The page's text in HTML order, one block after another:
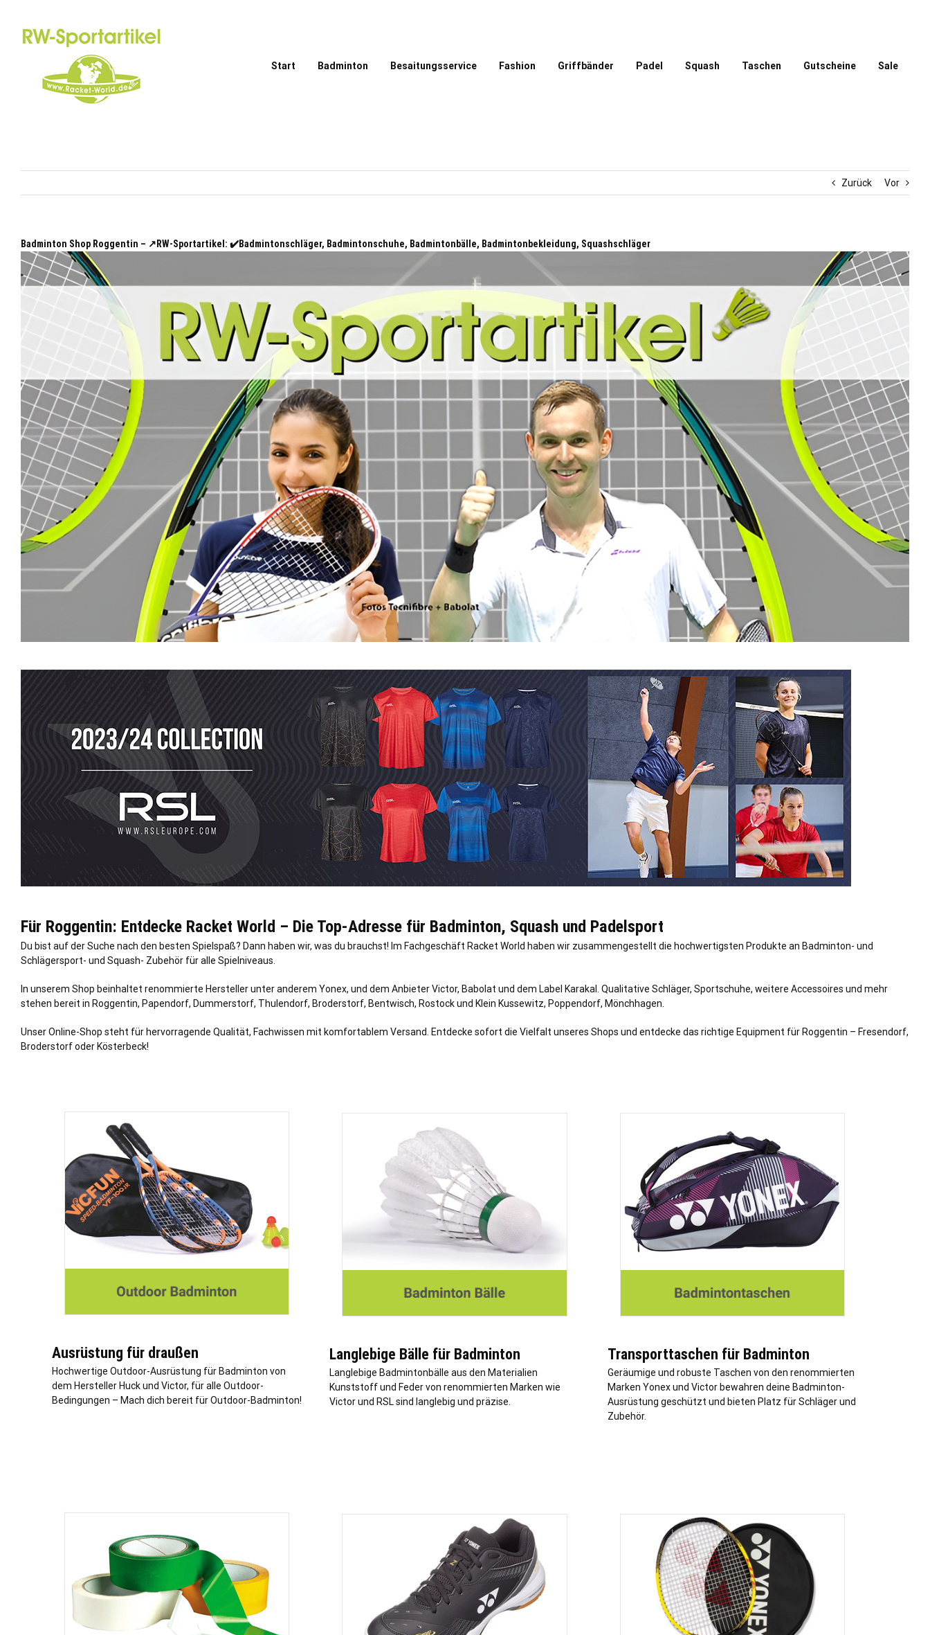
springen
Start Badminton Besaitungsservice Fashion Griffbänder Padel Squash Taschen Gutscheine Sale
Zurück Vor
Badminton Shop Roggentin – ↗️RW-Sportartikel: ✔️Badmintonschläger, Badmintonschuhe, Badmintonbälle, Badmintonbekleidung, Squashschläger
Für Roggentin: Entdecke Racket World – Die Top-Adresse für Badminton, Squash und Padelsport
Du bist auf der Suche nach den besten Spielspaß? Dann haben wir, was du brauchst! Im Fachgeschäft Racket World haben wir zusammengestellt die hochwertigsten Produkte an Badminton- und
Schlägersport- und Squash- Zubehör für alle Spielniveaus.
In unserem Shop beinhaltet renommierte Hersteller unter anderem Yonex, und dem Anbieter Victor, Babolat und dem Label Karakal. Qualitative Schläger, Sportschuhe, weitere Accessoires und mehr
stehen bereit in Roggentin, Papendorf, Dummerstorf, Thulendorf, Broderstorf, Bentwisch, Rostock und Klein Kussewitz, Poppendorf, Mönchhagen.
Unser Online-Shop steht für hervorragende Qualität, Fachwissen mit komfortablem Versand. Entdecke sofort die Vielfalt unseres Shops und entdecke das richtige Equipment für Roggentin – Fresendorf,
Broderstorf oder Kösterbeck!
Ausrüstung für draußen
Hochwertige Outdoor-Ausrüstung für Badminton von
dem Hersteller Huck und Victor, für alle Outdoor-
Bedingungen – Mach dich bereit für Outdoor-Badminton!
Langlebige Bälle für Badminton
Langlebige Badmintonbälle aus den Materialien
Kunststoff und Feder von renommierten Marken wie
Victor und RSL sind langlebig und präzise.
Transporttaschen für Badminton
Geräumige und robuste Taschen von den renommierten
Marken Yonex und Victor bewahren deine Badminton-
Ausrüstung geschützt und bieten Platz für Schläger und
Zubehör.